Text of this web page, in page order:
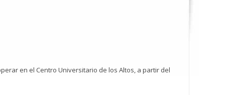
en el Centro Universitario de los Altos, a partir del